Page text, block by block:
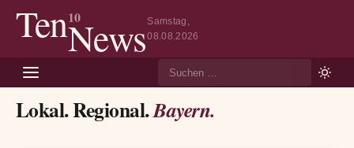
Ten10
NewsSamstag,
08.08.2026
Lokal. Regional.Bayern.